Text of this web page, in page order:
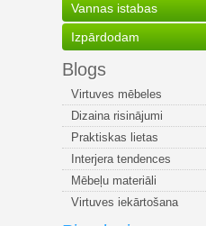
Vannas istabas
Izpārdodam
Blogs
Virtuves mēbeles
Dizaina risinājumi
Praktiskas lietas
Interjera tendences
Mēbeļu materiāli
Virtuves iekārtošana